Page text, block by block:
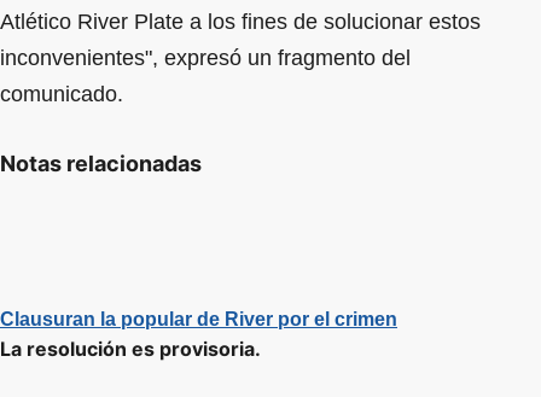
Atlético River Plate a los fines de solucionar estos
inconvenientes", expresó un fragmento del
comunicado.
Notas relacionadas
Clausuran la popular de River por el crimen
La resolución es provisoria.